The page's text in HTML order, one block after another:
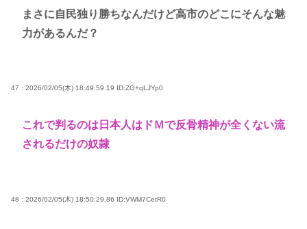
まさに自民独り勝ちなんだけど高市のどこにそんな魅
力があるんだ？
47 : 2026/02/05(木) 18:49:59.19 ID:ZG+qLJYp0
これで判るのは日本人はドＭで反骨精神が全くない流
されるだけの奴隷
48 : 2026/02/05(木) 18:50:29.86 ID:VWM7CetR0